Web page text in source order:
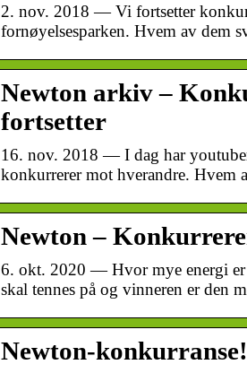
2. nov. 2018 — Vi fortsetter
fornøyelsesparken. Hvem av dem
Newton arkiv –
fortsetter
16. nov. 2018 — I dag har
konkurrerer mot hverandre. Hvem
Newton –
6. okt. 2020 — Hvor mye energi er
skal tennes på og vinneren er den
Newton-